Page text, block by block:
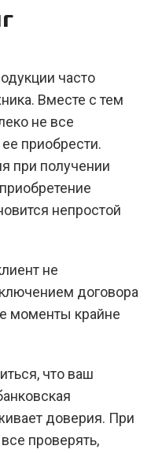
часто
Вместе с тем
не все
приобрести.
при получении
непростой
не
договора
моменты крайне
что ваш
доверия. При
проверять,